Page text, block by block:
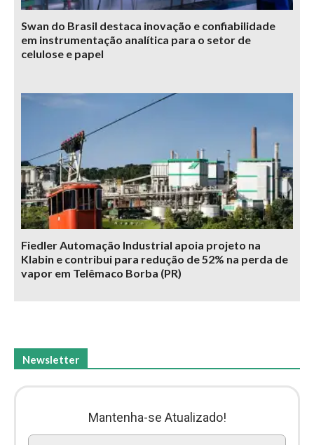
Swan do Brasil destaca inovação e confiabilidade
em instrumentação analítica para o setor de
celulose e papel
Fiedler Automação Industrial apoia projeto na
Klabin e contribui para redução de 52% na perda de
vapor em Telêmaco Borba (PR)
Newsletter
Mantenha-se Atualizado!